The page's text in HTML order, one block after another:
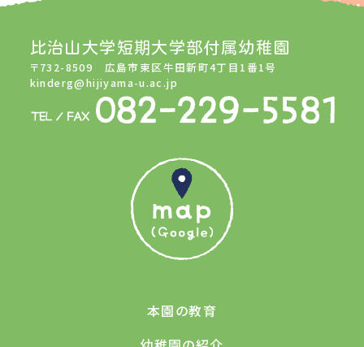
比治山大学短期大学部付属幼稚園
〒732-8509 広島市東区牛田新町4丁目1番1号
kinderg@hijiyama-u.ac.jp
本園の教育